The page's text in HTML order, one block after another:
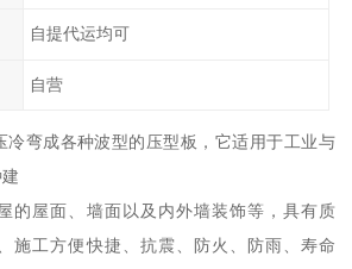
自提代运均可
自营
冷弯成各种波型的压型板，它适用于工业与
的屋面、墙面以及内外墙装饰等，具有质
施工方便快捷、抗震、防火、防雨、寿命